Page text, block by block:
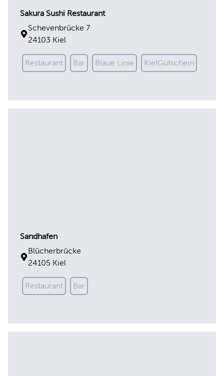
Sakura Sushi Restaurant
Schevenbrücke 7
24103 Kiel
Restaurant Bar Blaue Linie KielGutschein
Sandhafen
Blücherbrücke
24105 Kiel
Restaurant Bar